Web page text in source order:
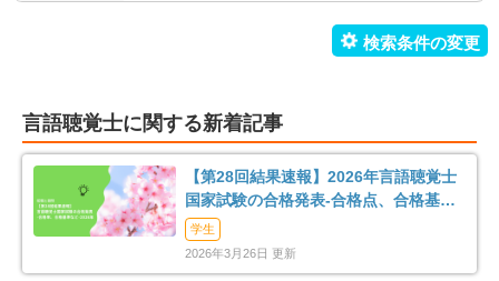
放課後等デイサービス 22
言語聴覚士に関する新着記事
【第28回結果速報】2026年言語聴覚士
国家試験の合格発表-合格点、合格基
準、合格率など-
学生
2026年3月26日 更新